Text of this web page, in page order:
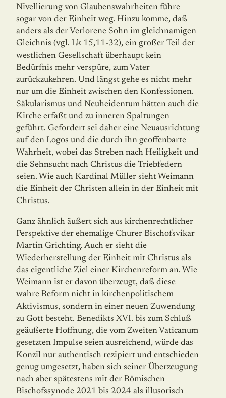
Nivellierung von Glaubenswahrheiten führe
sogar von der Einheit weg. Hinzu komme, daß
anders als der Verlorene Sohn im gleichnamigen
Gleichnis (vgl. Lk 15,11-32), ein großer Teil der
westlichen Gesellschaft überhaupt kein
Bedürfnis mehr verspüre, zum Vater
zurückzukehren. Und längst gehe es nicht mehr
nur um die Einheit zwischen den Konfessionen.
Säkularismus und Neuheidentum hätten auch die
Kirche erfaßt und zu inneren Spaltungen
geführt. Gefordert sei daher eine Neuausrichtung
auf den Logos und die durch ihn geoffenbarte
Wahrheit, wobei das Streben nach Heiligkeit und
die Sehnsucht nach Christus die Triebfedern
seien. Wie auch Kardinal Müller sieht Weimann
die Einheit der Christen allein in der Einheit mit
Christus.
Ganz ähnlich äußert sich aus kirchenrechtlicher
Perspektive der ehemalige Churer Bischofsvikar
Martin Grichting. Auch er sieht die
Wiederherstellung der Einheit mit Christus als
das eigentliche Ziel einer Kirchenreform an. Wie
Weimann ist er davon überzeugt, daß diese
wahre Reform nicht in kirchenpolitischem
Aktivismus, sondern in einer neuen Zuwendung
zu Gott besteht. Benedikts XVI. bis zum Schluß
geäußerte Hoffnung, die vom Zweiten Vaticanum
gesetzten Impulse seien ausreichend, würde das
Konzil nur authentisch rezipiert und entschieden
genug umgesetzt, haben sich seiner Überzeugung
nach aber spätestens mit der Römischen
Bischofssynode 2021 bis 2024 als illusorisch